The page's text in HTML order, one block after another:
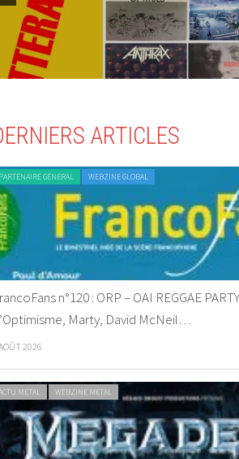
ARTICLES
GENERAL WEBZINE GLOBAL
n°120 : ORP – OAI REGGAE
Marty, David McNeil…
2026
METAL WEBZINE METAL